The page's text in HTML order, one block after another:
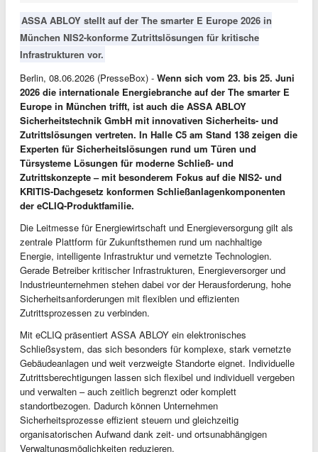
ASSA ABLOY stellt auf der The smarter E Europe 2026 in
München NIS2-konforme Zutrittslösungen für kritische
Infrastrukturen vor.
Berlin, 08.06.2026 (PresseBox) - Wenn sich vom 23. bis 25. Juni
2026 die internationale Energiebranche auf der The smarter E
Europe in München trifft, ist auch die ASSA ABLOY
Sicherheitstechnik GmbH mit innovativen Sicherheits- und
Zutrittslösungen vertreten. In Halle C5 am Stand 138 zeigen die
Experten für Sicherheitslösungen rund um Türen und
Türsysteme Lösungen für moderne Schließ- und
Zutrittskonzepte – mit besonderem Fokus auf die NIS2- und
KRITIS-Dachgesetz konformen Schließanlagenkomponenten
der eCLIQ-Produktfamilie.
Die Leitmesse für Energiewirtschaft und Energieversorgung gilt als
zentrale Plattform für Zukunftsthemen rund um nachhaltige
Energie, intelligente Infrastruktur und vernetzte Technologien.
Gerade Betreiber kritischer Infrastrukturen, Energieversorger und
Industrieunternehmen stehen dabei vor der Herausforderung, hohe
Sicherheitsanforderungen mit flexiblen und effizienten
Zutrittsprozessen zu verbinden.
Mit eCLIQ präsentiert ASSA ABLOY ein elektronisches
Schließsystem, das sich besonders für komplexe, stark vernetzte
Gebäudeanlagen und weit verzweigte Standorte eignet. Individuelle
Zutrittsberechtigungen lassen sich flexibel und individuell vergeben
und verwalten – auch zeitlich begrenzt oder komplett
standortbezogen. Dadurch können Unternehmen
Sicherheitsprozesse effizient steuern und gleichzeitig
organisatorischen Aufwand dank zeit- und ortsunabhängigen
Verwaltungsmöglichkeiten reduzieren.